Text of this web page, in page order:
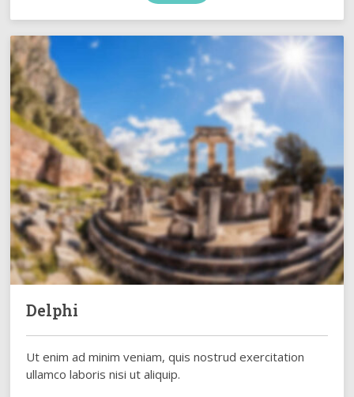
Delphi
Ut enim ad minim veniam, quis nostrud exercitation
ullamco laboris nisi ut aliquip.